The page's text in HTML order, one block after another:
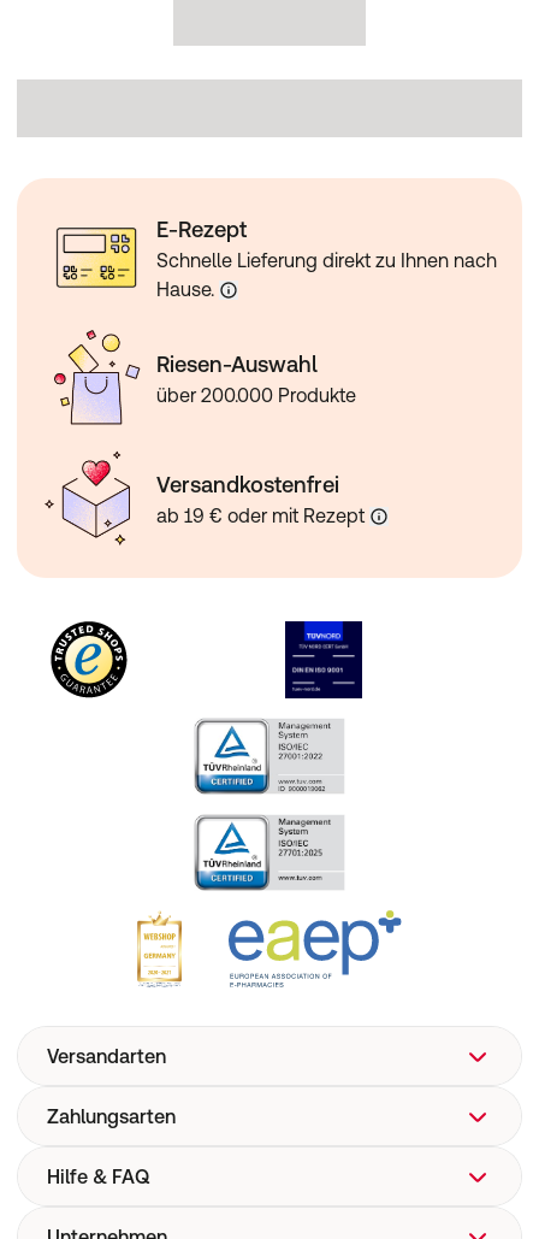
E-Rezept
Schnelle Lieferung direkt zu Ihnen nach
Hause.
Riesen-Auswahl
über 200.000 Produkte
Versandkostenfrei
ab 19 € oder mit Rezept
Versandarten
Zahlungsarten
Hilfe & FAQ